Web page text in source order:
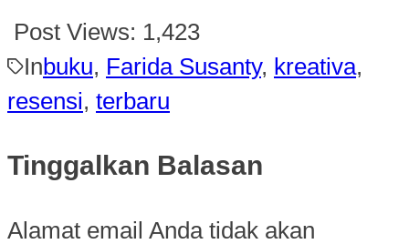
Post Views: 1,423
Inbuku, Farida Susanty, kreativa,
resensi, terbaru
Tinggalkan Balasan
Alamat email Anda tidak akan